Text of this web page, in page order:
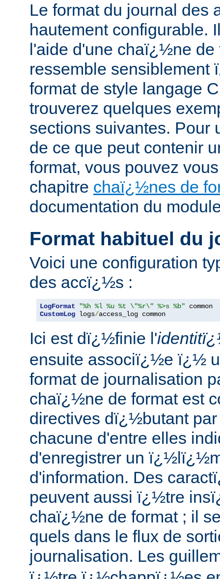
Le format du journal des
hautement
l'aide d'une chaï¿½ne de
ressemble
format de style langage
trouverez quelques
sections suivantes. Pour
de ce que peut contenir
format, vous pouvez
chapitre chaï¿½nes de
documentation du
Format habituel du
Voici une configuration
des accï¿½s :
LogFormat "%h %l %u %t \"%r\" %>s %b"
CustomLog logs/access_log common
Ici est dï¿½finie l'
ensuite associï¿½e ï¿½
format de journalisation
chaï¿½ne de format est
directives dï¿½butant
chacune d'entre elles
d'enregistrer un
d'information. Des
peuvent aussi ï¿½tre
chaï¿½ne de format ; il
quels dans le flux de
journalisation. Les